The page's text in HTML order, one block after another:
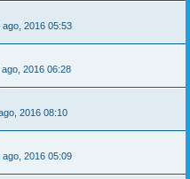
ago, 2016 05:53
2016 06:28
2016 08:10
ago, 2016 05:09